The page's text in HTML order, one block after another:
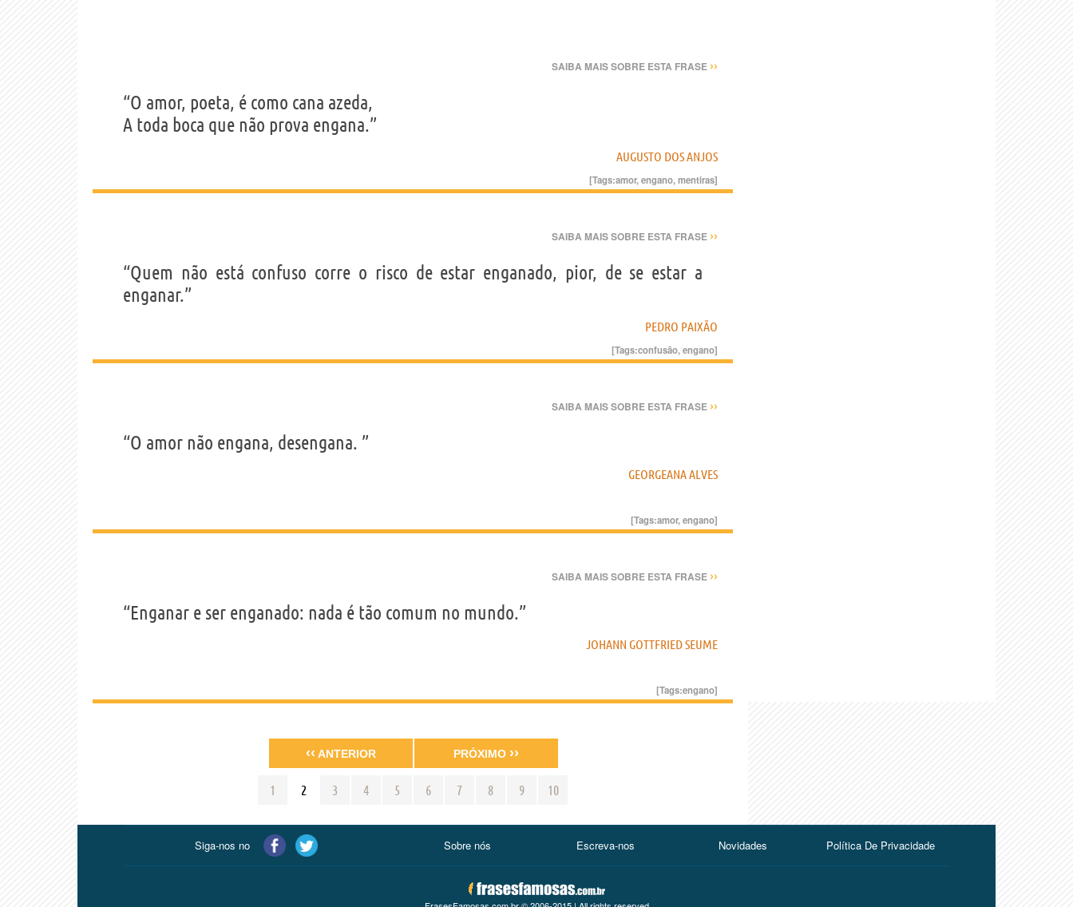
SAIBA MAIS SOBRE ESTA FRASE ››
“O amor, poeta, é como cana azeda,
A toda boca que não prova engana.”
AUGUSTO DOS ANJOS
[Tags:amor,engano,mentiras]
SAIBA MAIS SOBRE ESTA FRASE ››
“Quem não está confuso corre o risco de estar enganado, pior, de se estar a
enganar.”
PEDRO PAIXÃO
[Tags:confusão,engano]
SAIBA MAIS SOBRE ESTA FRASE ››
“O amor não engana, desengana. ”
GEORGEANA ALVES
[Tags:amor,engano]
SAIBA MAIS SOBRE ESTA FRASE ››
“Enganar e ser enganado: nada é tão comum no mundo.”
JOHANN GOTTFRIED SEUME
[Tags:engano]
‹‹ ANTERIOR
1 2 3 4 5 6 7 8 9 10
PRÓXIMO ››
Siga-nos no Sobre nós Escreva-nos Novidades Política De Privacidade